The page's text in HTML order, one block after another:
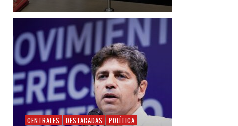
CENTRALES DESTACADAS POLÍTICA